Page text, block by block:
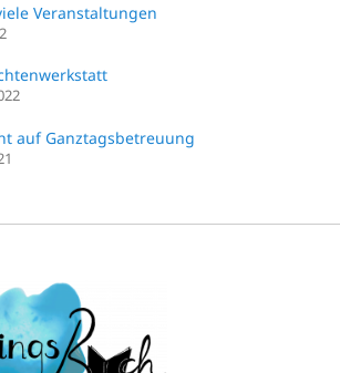
Veranstaltungen
auf Ganztagsbetreuung